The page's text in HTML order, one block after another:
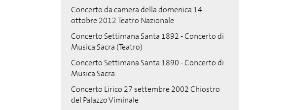
Concerto da camera della domenica 14
ottobre 2012 Teatro Nazionale
Concerto Settimana Santa 1892 - Concerto di
Musica Sacra (Teatro)
Concerto Settimana Santa 1890 - Concerto di
Musica Sacra
Concerto Lirico 27 settembre 2002 Chiostro
del Palazzo Viminale